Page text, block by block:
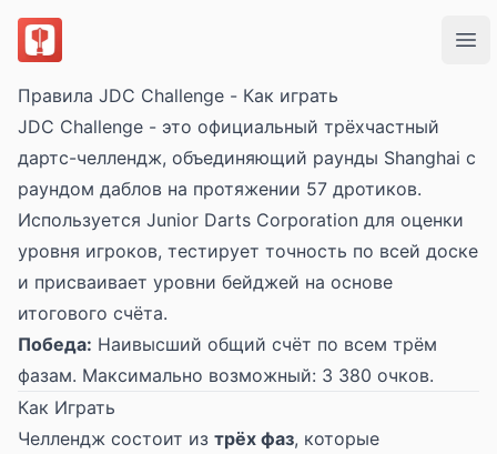
DartsOn
Правила JDC Challenge - Как играть
JDC Challenge - это официальный трёхчастный
дартс-челлендж, объединяющий раунды Shanghai с
раундом даблов на протяжении 57 дротиков.
Используется Junior Darts Corporation для оценки
уровня игроков, тестирует точность по всей доске
и присваивает уровни бейджей на основе
итогового счёта.
Победа: Наивысший общий счёт по всем трём
фазам. Максимально возможный: 3 380 очков.
Как Играть
Челлендж состоит из трёх фаз, которые